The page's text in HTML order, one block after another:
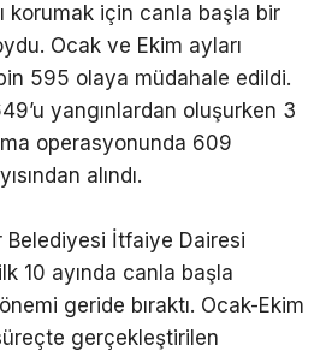
korumak için canla başla bir
Ocak ve Ekim ayları
595 olaya müdahale edildi.
yangınlardan oluşurken 3
operasyonunda 609
alındı.
Belediyesi İtfaiye Dairesi
10 ayında canla başla
geride bıraktı. Ocak-Ekim
gerçekleştirilen